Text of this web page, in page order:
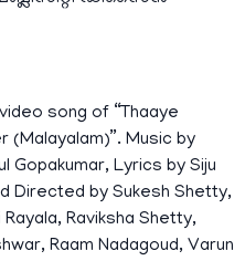
song of “Thaaye
(Malayalam)”. Music by
Gopakumar, Lyrics by Siju
Directed by Sukesh Shetty,
Raviksha Shetty,
Raam Nadagoud, Varun